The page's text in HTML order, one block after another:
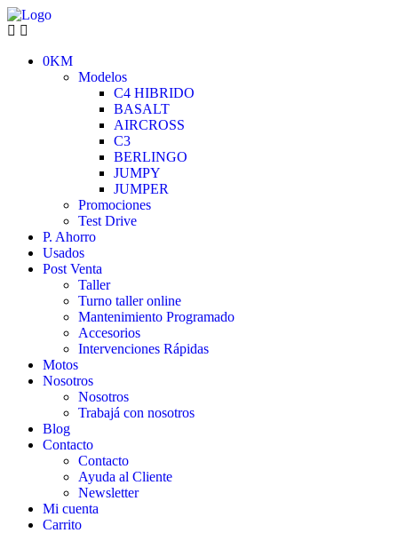
0KM
Modelos
C4 HIBRIDO
BASALT
AIRCROSS
C3
BERLINGO
JUMPY
JUMPER
Promociones
Test Drive
P. Ahorro
Usados
Post Venta
Taller
Turno taller online
Mantenimiento Programado
Accesorios
Intervenciones Rápidas
Motos
Nosotros
Nosotros
Trabajá con nosotros
Blog
Contacto
Contacto
Ayuda al Cliente
Newsletter
Mi cuenta
Carrito